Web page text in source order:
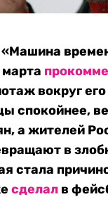
вокруг его
спокойнее,
а жителей
в
стала
сделал в